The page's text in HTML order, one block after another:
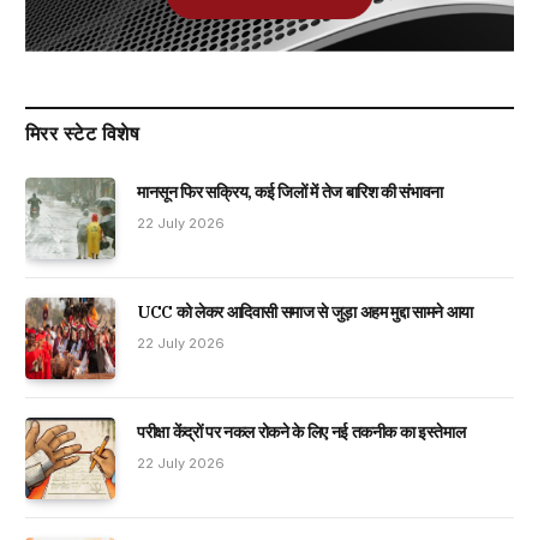
मिरर स्टेट विशेष
मानसून फिर सक्रिय, कई जिलों में तेज बारिश की संभावना
22 July 2026
UCC को लेकर आदिवासी समाज से जुड़ा अहम मुद्दा सामने आया
22 July 2026
परीक्षा केंद्रों पर नकल रोकने के लिए नई तकनीक का इस्तेमाल
22 July 2026